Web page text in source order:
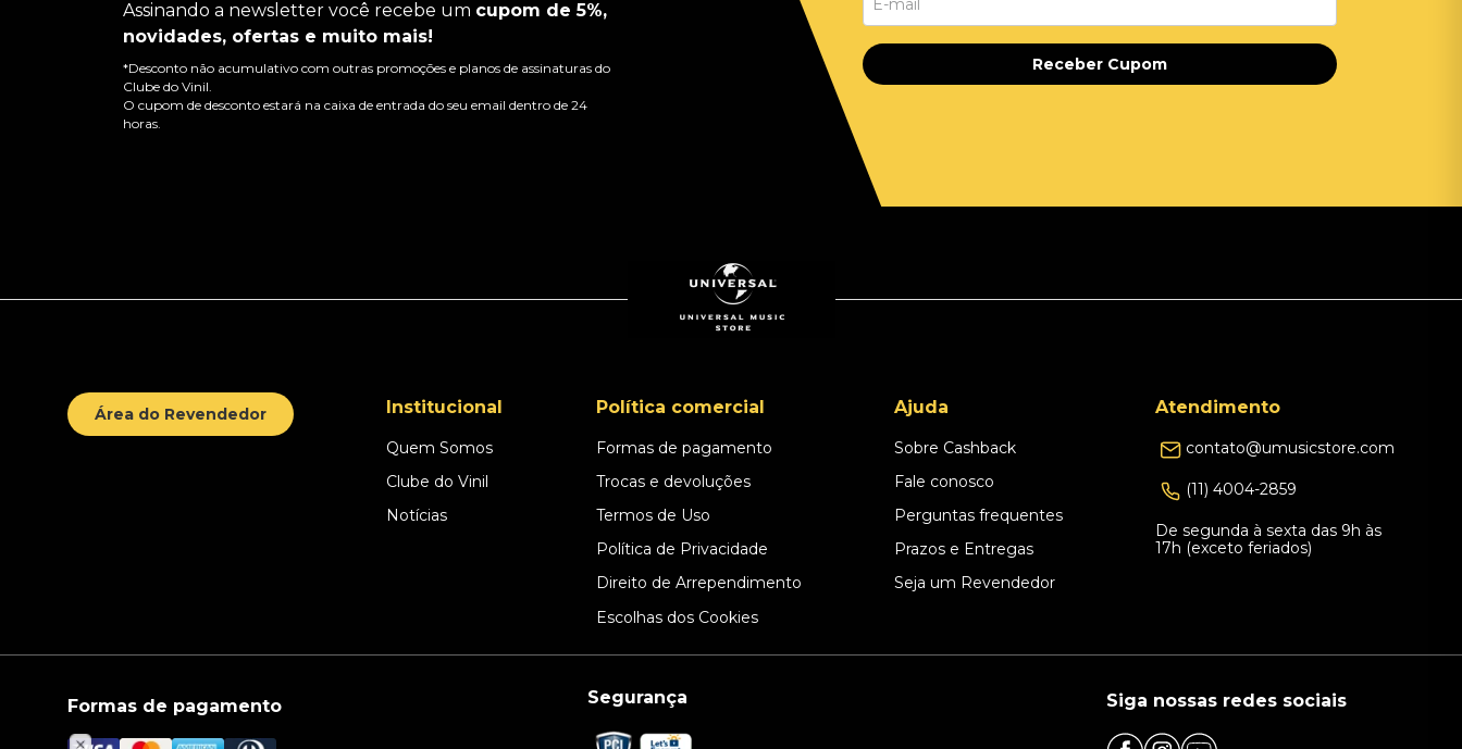
Assinando a newsletter você recebe um cupom de 5%,
novidades, ofertas e muito mais!
*Desconto não acumulativo com outras promoções e planos de assinaturas do
Clube do Vinil.
O cupom de desconto estará na caixa de entrada do seu email dentro de 24
horas.
Receber Cupom
Área do Revendedor Institucional
Quem Somos
Clube do Vinil
Notícias
Política comercial
Formas de pagamento
Trocas e devoluções
Termos de Uso
Política de Privacidade
Direito de Arrependimento
Escolhas dos Cookies
Ajuda
Sobre Cashback
Fale conosco
Perguntas frequentes
Prazos e Entregas
Seja um Revendedor
Atendimento
contato@umusicstore.com
(11) 4004-2859
De segunda à sexta das 9h às
17h (exceto feriados)
Formas de pagamento Segurança Siga nossas redes sociais